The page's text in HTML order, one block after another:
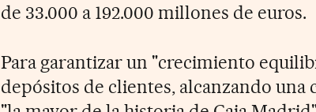
de 33.000 a 192.000 millones de euros.
Para garantizar un "crecimiento
depósitos de clientes, alcanzando una